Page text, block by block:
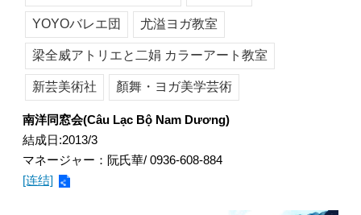
YOYOバレエ団 尤溢ヨガ教室
梁全威アトリエと二娟 カラーアート教室
新芸美術社 顏舞・ヨガ美学芸術
南洋同窓会(Câu Lạc Bộ Nam Dương)
結成日:2013/3
マネージャー：阮氏華/ 0936-608-884
[连结]